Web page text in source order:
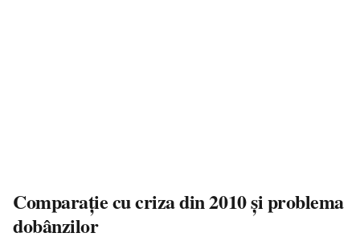
Comparație cu criza din 2010 și problema
dobânzilor